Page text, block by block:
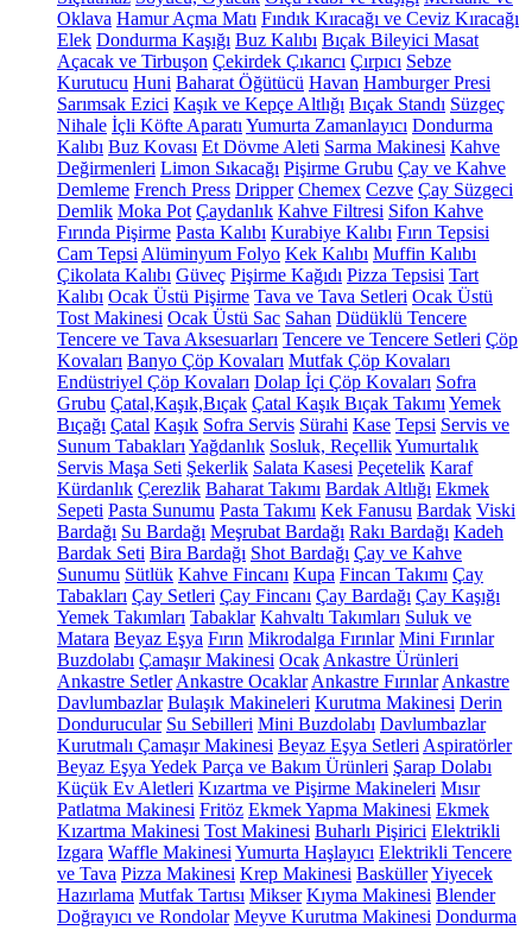
Oklava Hamur Açma Matı Fındık Kıracağı ve Ceviz Kıracağı
Elek Dondurma Kaşığı Buz Kalıbı Bıçak Bileyici Masat
Açacak ve Tirbuşon Çekirdek Çıkarıcı Çırpıcı Sebze
Kurutucu Huni Baharat Öğütücü Havan Hamburger Presi
Sarımsak Ezici Kaşık ve Kepçe Altlığı Bıçak Standı Süzgeç
Nihale İçli Köfte Aparatı Yumurta Zamanlayıcı Dondurma
Kalıbı Buz Kovası Et Dövme Aleti Sarma Makinesi Kahve
Değirmenleri Limon Sıkacağı Pişirme Grubu Çay ve Kahve
Demleme French Press Dripper Chemex Cezve Çay Süzgeci
Demlik Moka Pot Çaydanlık Kahve Filtresi Sifon Kahve
Fırında Pişirme Pasta Kalıbı Kurabiye Kalıbı Fırın Tepsisi
Cam Tepsi Alüminyum Folyo Kek Kalıbı Muffin Kalıbı
Çikolata Kalıbı Güveç Pişirme Kağıdı Pizza Tepsisi Tart
Kalıbı Ocak Üstü Pişirme Tava ve Tava Setleri Ocak Üstü
Tost Makinesi Ocak Üstü Sac Sahan Düdüklü Tencere
Tencere ve Tava Aksesuarları Tencere ve Tencere Setleri Çöp
Kovaları Banyo Çöp Kovaları Mutfak Çöp Kovaları
Endüstriyel Çöp Kovaları Dolap İçi Çöp Kovaları Sofra
Grubu Çatal,Kaşık,Bıçak Çatal Kaşık Bıçak Takımı Yemek
Bıçağı Çatal Kaşık Sofra Servis Sürahi Kase Tepsi Servis ve
Sunum Tabakları Yağdanlık Sosluk, ReçellikYumurtalık
Servis Maşa Seti Şekerlik Salata Kasesi Peçetelik Karaf
Kürdanlık Çerezlik Baharat Takımı Bardak Altlığı Ekmek
Sepeti Pasta Sunumu Pasta Takımı Kek Fanusu Bardak Viski
Bardağı Su Bardağı Meşrubat Bardağı Rakı Bardağı Kadeh
Bardak Seti Bira Bardağı Shot Bardağı Çay ve Kahve
Sunumu Sütlük Kahve Fincanı Kupa Fincan Takımı Çay
Tabakları Çay Setleri Çay Fincanı Çay Bardağı Çay Kaşığı
Yemek Takımları Tabaklar Kahvaltı Takımları Suluk ve
Matara Beyaz Eşya Fırın Mikrodalga Fırınlar Mini Fırınlar
Buzdolabı Çamaşır Makinesi Ocak Ankastre Ürünleri
Ankastre Setler Ankastre Ocaklar Ankastre Fırınlar Ankastre
Davlumbazlar Bulaşık Makineleri Kurutma Makinesi Derin
Dondurucular Su Sebilleri Mini Buzdolabı Davlumbazlar
Kurutmalı Çamaşır Makinesi Beyaz Eşya Setleri Aspiratörler
Beyaz Eşya Yedek Parça ve Bakım Ürünleri Şarap Dolabı
Küçük Ev Aletleri Kızartma ve Pişirme Makineleri Mısır
Patlatma Makinesi Fritöz Ekmek Yapma Makinesi Ekmek
Kızartma Makinesi Tost Makinesi Buharlı Pişirici Elektrikli
Izgara Waffle Makinesi Yumurta Haşlayıcı Elektrikli Tencere
ve Tava Pizza Makinesi Krep Makinesi BasküllerYiyecek
Hazırlama Mutfak Tartısı Mikser Kıyma Makinesi Blender
Doğrayıcı ve Rondolar Meyve Kurutma Makinesi Dondurma